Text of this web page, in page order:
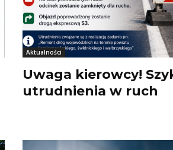
Aktualności
Uwaga kierowcy!
utrudnienia w ruch